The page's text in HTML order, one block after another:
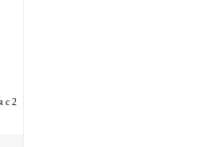
2D-регулировкой вес полотна до 30 кг